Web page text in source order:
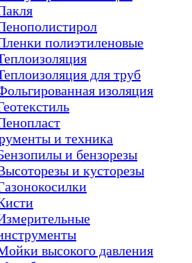
полиэтиленовые
для труб
изоляция
и техника
и бензорезы
и кусторезы
высокого давления